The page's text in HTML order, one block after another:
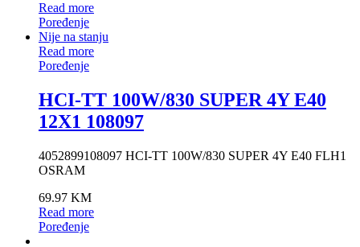
Read more
Poređenje
Nije na stanju
Read more
Poređenje
HCI-TT 100W/830 SUPER 4Y E40
12X1 108097
4052899108097 HCI-TT 100W/830 SUPER 4Y E40 FLH1
OSRAM
69.97 KM
Read more
Poređenje